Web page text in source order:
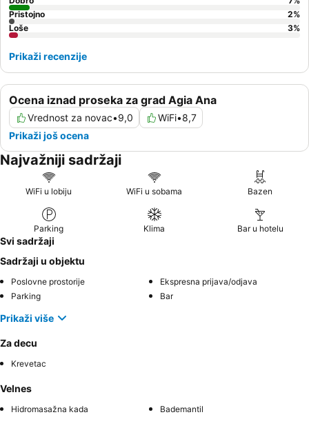
Ocena iznad proseka za grad Agia Ana
Vrednost za novac•9,0 WiFi•8,7
Prikaži još ocena
Pristojno
2%
Loše
3%
Prikaži recenzije
Najvažniji sadržaji
WiFi u lobiju WiFi u sobama Bazen
Parking Klima Bar u hotelu
Svi sadržaji
Sadržaji u objektu
Poslovne prostorije
Ekspresna prijava/odjava
Parking
Bar
Prikaži više
Za decu
Krevetac
Velnes
Hidromasažna kada Bademantil